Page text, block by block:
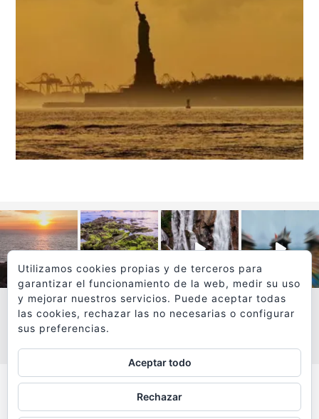
VER MÁS
Todos los textos y fotografías de
www.viajesyfotografia.comson propiedad de su autor
Utilizamos cookies propias y de terceros para
garantizar el funcionamiento de la web, medir su uso
y mejorar nuestros servicios. Puede aceptar todas
las cookies, rechazar las no necesarias o configurar
sus preferencias.
Aceptar todo
Rechazar